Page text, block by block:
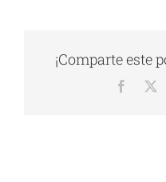
¡Comparte este